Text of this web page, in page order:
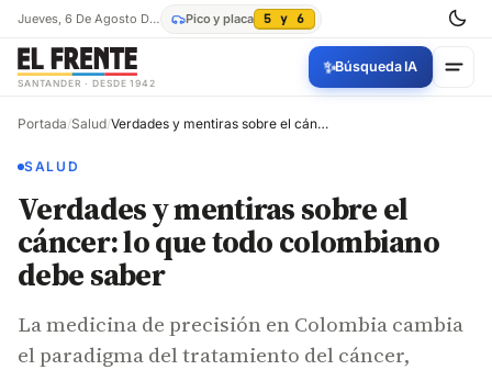
Jueves, 6 De Agosto De 2026 Pico y placa 5 y 6
SANTANDER · DESDE 1942
✨Búsqueda IA
Portada/Salud/ Verdades y mentiras sobre el cáncer: lo que todo colombiano debe saber
SALUD
Verdades y mentiras sobre el
cáncer: lo que todo colombiano
debe saber
La medicina de precisión en Colombia cambia
el paradigma del tratamiento del cáncer,